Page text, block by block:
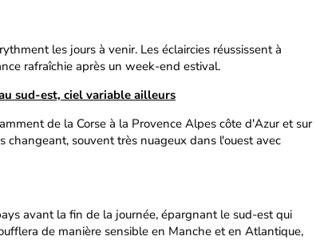
les jours à venir. Les éclaircies réussissent à
rafraîchie après un week-end estival.
sud-est, ciel variable ailleurs
de la Corse à la Provence Alpes côte d'Azur et sur
changeant, souvent très nuageux dans l'ouest avec
avant la fin de la journée, épargnant le sud-est qui
de manière sensible en Manche et en Atlantique,